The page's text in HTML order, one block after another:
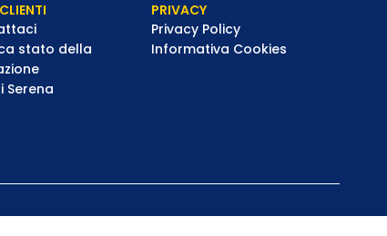
stato della
Serena
PRIVACY
Privacy Policy
Informativa Cookies